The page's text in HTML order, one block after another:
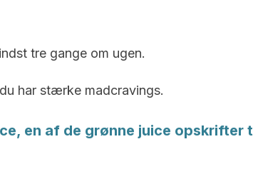
tre gange om ugen.
har stærke madcravings.
en af de grønne juice opskrifter